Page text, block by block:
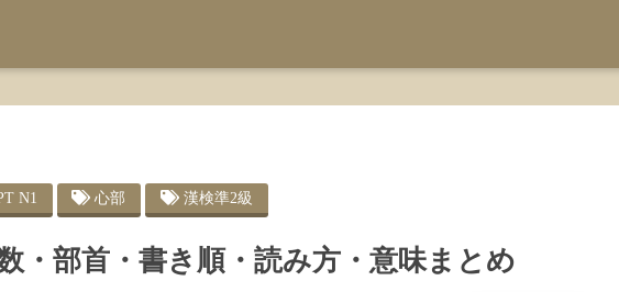
N1 心部 漢検準2級
・部首・書き順・読み方・意味まとめ